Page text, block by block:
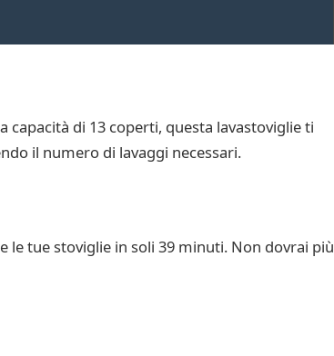
capacità di 13 coperti, questa lavastoviglie ti
il numero di lavaggi necessari.
le tue stoviglie in soli 39 minuti. Non dovrai più